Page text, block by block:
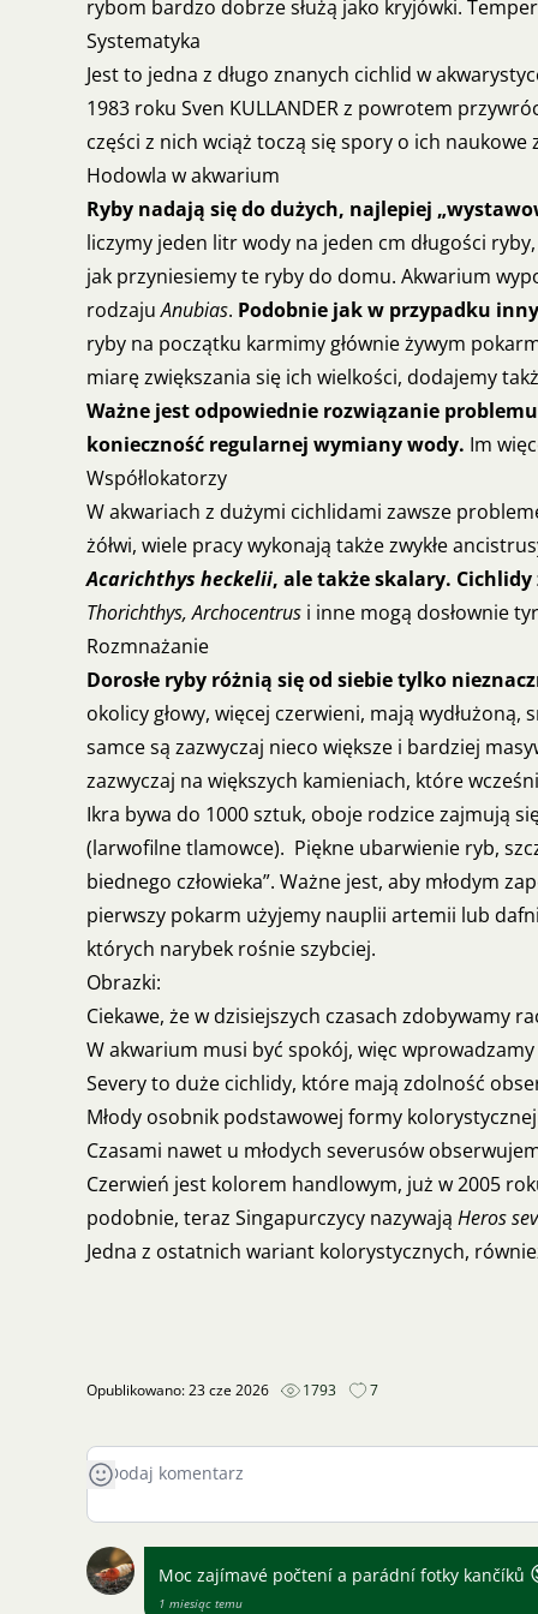
rybom bardzo dobrze służą jako kryjówki.
Systematyka
Jest to jedna z długo znanych cichlid w
1983 roku Sven KULLANDER z powrotem
części z nich wciąż toczą się spory o ich
Hodowla w akwarium
Ryby nadają się do dużych, najlepiej
liczymy jeden litr wody na jeden cm długości
jak przyniesiemy te ryby do domu. Akwarium
rodzajuAnubias. Podobnie jak w przypadku
ryby na początku karmimy głównie żywym
miarę zwiększania się ich wielkości, dodajemy
Ważne jest odpowiednie rozwiązanie
konieczność regularnej wymiany wody. Im
Współlokatorzy
W akwariach z dużymi cichlidami zawsze
żółwi, wiele pracy wykonają także zwykłe
Acarichthys heckelii, ale także skalary.
Thorichthys, Archocentrus i inne mogą dosłownie
Rozmnażanie
Dorosłe ryby różnią się od siebie tylko
okolicy głowy, więcej czerwieni, mają
samce są zazwyczaj nieco większe i bardziej
zazwyczaj na większych kamieniach, które
Ikra bywa do 1000 sztuk, oboje rodzice zajmują
(larwofilne tlamowce). Piękne ubarwienie ryb,
biednego człowieka”. Ważne jest, aby młodym
pierwszy pokarm użyjemy nauplii artemii lub
których narybek rośnie szybciej.
Obrazki:
Ciekawe, że w dzisiejszych czasach zdobywamy
W akwarium musi być spokój, więc
Severy to duże cichlidy, które mają zdolność
Młody osobnik podstawowej formy
Czasami nawet u młodych severusów
Czerwień jest kolorem handlowym, już w 2005
podobnie, teraz Singapurczycy nazywają Heros
Jedna z ostatnich wariant kolorystycznych,
Opublikowano: 23 cze 2026 1793 7
Moc zajímavé počtení a parádní fotky kančíků
1 miesiąc temu